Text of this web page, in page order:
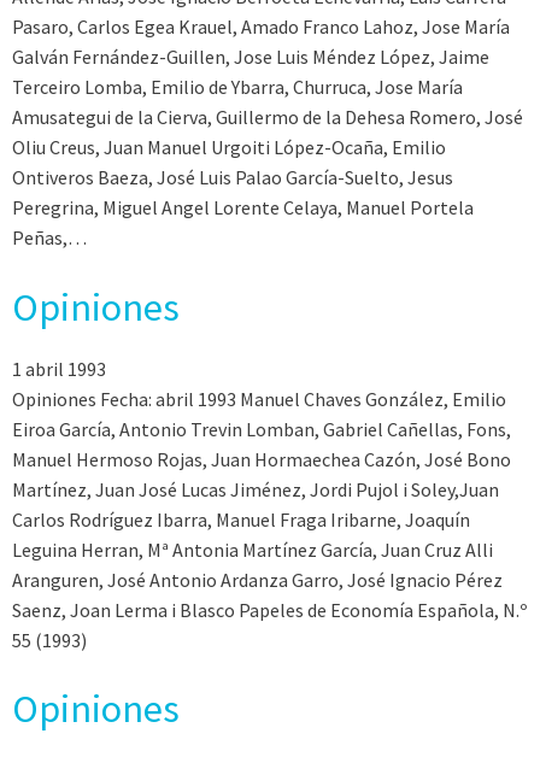
Pasaro, Carlos Egea Krauel, Amado Franco Lahoz, Jose María
Galván Fernández-Guillen, Jose Luis Méndez López, Jaime
Terceiro Lomba, Emilio de Ybarra, Churruca, Jose María
Amusategui de la Cierva, Guillermo de la Dehesa Romero, José
Oliu Creus, Juan Manuel Urgoiti López-Ocaña, Emilio
Ontiveros Baeza, José Luis Palao García-Suelto, Jesus
Peregrina, Miguel Angel Lorente Celaya, Manuel Portela
Peñas,…
Opiniones
1 abril 1993
Opiniones Fecha: abril 1993 Manuel Chaves González, Emilio
Eiroa García, Antonio Trevin Lomban, Gabriel Cañellas, Fons,
Manuel Hermoso Rojas, Juan Hormaechea Cazón, José Bono
Martínez, Juan José Lucas Jiménez, Jordi Pujol i Soley,Juan
Carlos Rodríguez Ibarra, Manuel Fraga Iribarne, Joaquín
Leguina Herran, Mª Antonia Martínez García, Juan Cruz Alli
Aranguren, José Antonio Ardanza Garro, José Ignacio Pérez
Saenz, Joan Lerma i Blasco Papeles de Economía Española, N.º
55 (1993)
Opiniones